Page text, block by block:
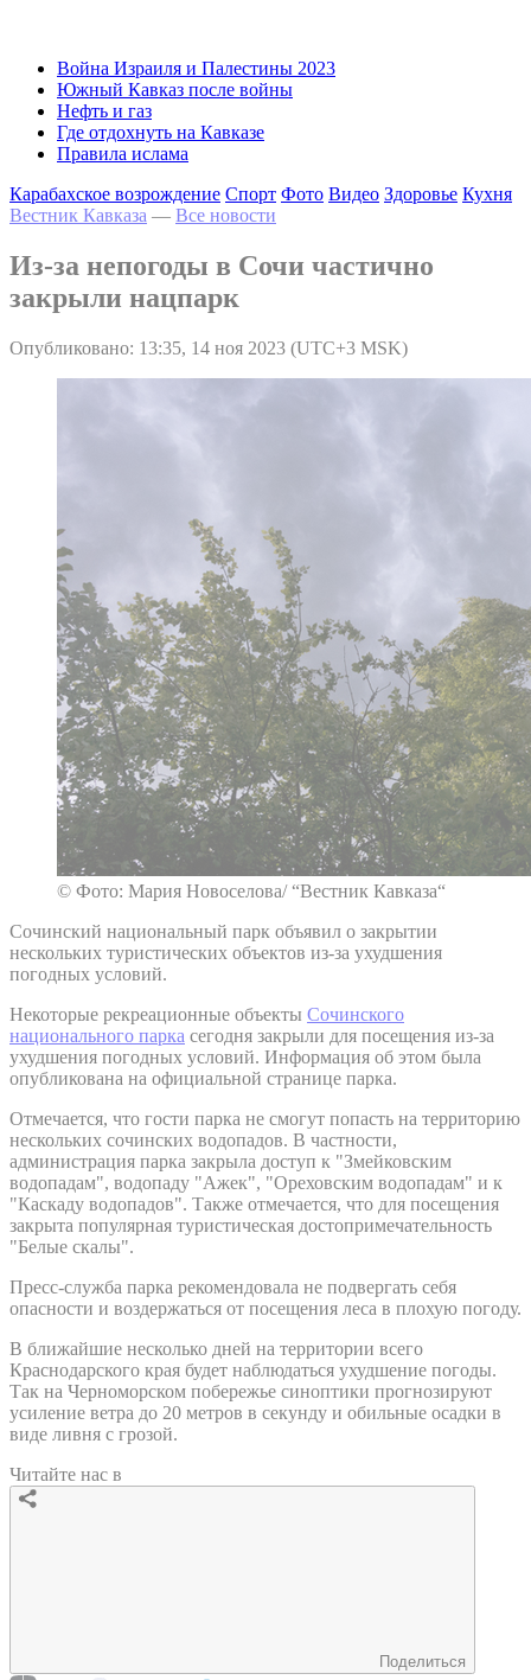
Война Израиля и Палестины 2023
Южный Кавказ после войны
Нефть и газ
Где отдохнуть на Кавказе
Правила ислама
Карабахское возрождение Спорт Фото Видео Здоровье Кухня
Вестник Кавказа — Все новости
Из-за непогоды в Сочи частично
закрыли нацпарк
Опубликовано: 13:35, 14 ноя 2023 (UTC+3 MSK)
© Фото: Мария Новоселова/ “Вестник Кавказа“
Сочинский национальный парк объявил о закрытии
нескольких туристических объектов из-за ухудшения
погодных условий.
Некоторые рекреационные объекты Сочинского
национального парка сегодня закрыли для посещения из-за
ухудшения погодных условий. Информация об этом была
опубликована на официальной странице парка.
Отмечается, что гости парка не смогут попасть на территорию
нескольких сочинских водопадов. В частности,
администрация парка закрыла доступ к "Змейковским
водопадам", водопаду "Ажек", "Ореховским водопадам" и к
"Каскаду водопадов". Также отмечается, что для посещения
закрыта популярная туристическая достопримечательность
"Белые скалы".
Пресс-служба парка рекомендовала не подвергать себя
опасности и воздержаться от посещения леса в плохую погоду.
В ближайшие несколько дней на территории всего
Краснодарского края будет наблюдаться ухудшение погоды.
Так на Черноморском побережье синоптики прогнозируют
усиление ветра до 20 метров в секунду и обильные осадки в
виде ливня с грозой.
Читайте нас в
Поделиться